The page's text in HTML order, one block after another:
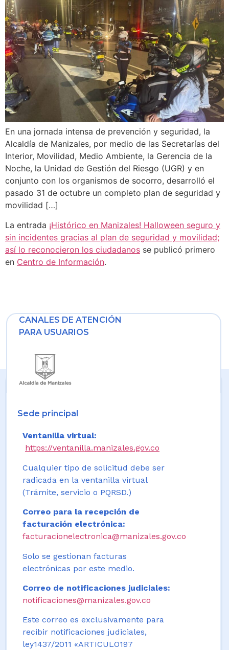
En una jornada intensa de prevención y seguridad, la
Alcaldía de Manizales, por medio de las Secretarías del
Interior, Movilidad, Medio Ambiente, la Gerencia de la
Noche, la Unidad de Gestión del Riesgo (UGR) y en
conjunto con los organismos de socorro, desarrolló el
pasado 31 de octubre un completo plan de seguridad y
movilidad […]
La entrada ¡Histórico en Manizales! Halloween seguro y
sin incidentes gracias al plan de seguridad y movilidad;
así lo reconocieron los ciudadanos se publicó primero
en Centro de Información.
CANALES DE ATENCIÓN
PARA USUARIOS
Sede principal
Ventanilla virtual:
https://ventanilla.manizales.gov.co
Cualquier tipo de solicitud debe ser
radicada en la ventanilla virtual
(Trámite, servicio o PQRSD.)
Correo para la recepción de
facturación electrónica:
facturacionelectronica@manizales.gov.co
Solo se gestionan facturas
electrónicas por este medio.
Correo de notificaciones judiciales:
notificaciones@manizales.gov.co
Este correo es exclusivamente para
recibir notificaciones judiciales,
ley1437/2011 «ARTICULO197